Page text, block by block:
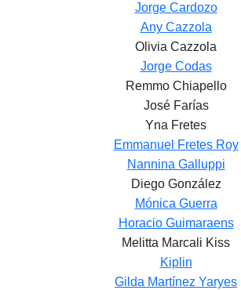
Jorge Cardozo
Any Cazzola
Olivia Cazzola
Jorge Codas
Remmo Chiapello
José Farías
Yna Fretes
Emmanuel Fretes Roy
Nannina Galluppi
Diego González
Mónica Guerra
Horacio Guimaraens
Melitta Marcali Kiss
Kiplin
Gilda Martínez Yaryes